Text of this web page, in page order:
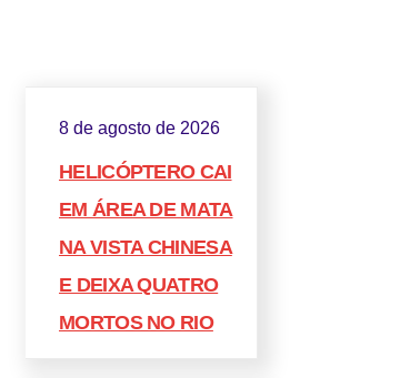
8 de agosto de 2026
HELICÓPTERO CAI
EM ÁREA DE MATA
NA VISTA CHINESA
E DEIXA QUATRO
MORTOS NO RIO